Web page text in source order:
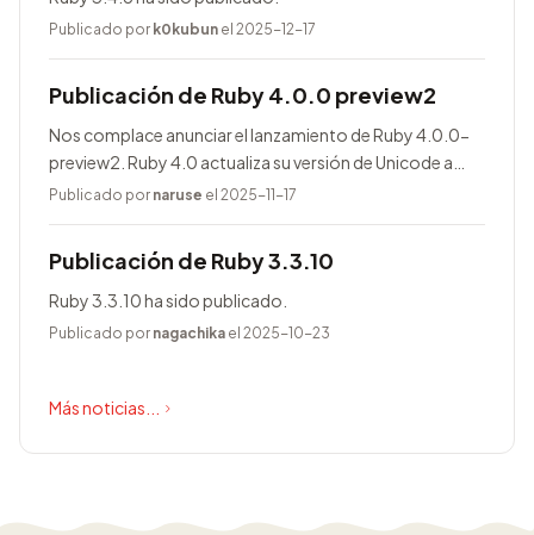
Publicado por k0kubun el 2025-12-17
Publicación de Ruby 4.0.0 preview2
Nos complace anunciar el lanzamiento de Ruby 4.0.0-
preview2. Ruby 4.0 actualiza su versión de Unicode a
17.0.0, entre otras novedades.
Publicado por naruse el 2025-11-17
Publicación de Ruby 3.3.10
Ruby 3.3.10 ha sido publicado.
Publicado por nagachika el 2025-10-23
Más noticias...